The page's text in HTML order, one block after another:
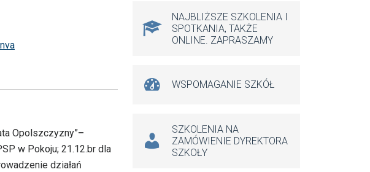
Opolszczyzny”–
w Pokoju; 21.12.br dla
działań
NAJBLIŻSZE SZKOLENIA I
SPOTKANIA, TAKŻE
ONLINE. ZAPRASZAMY
WSPOMAGANIE SZKÓŁ
SZKOLENIA NA
ZAMÓWIENIE DYREKTORA
SZKOŁY